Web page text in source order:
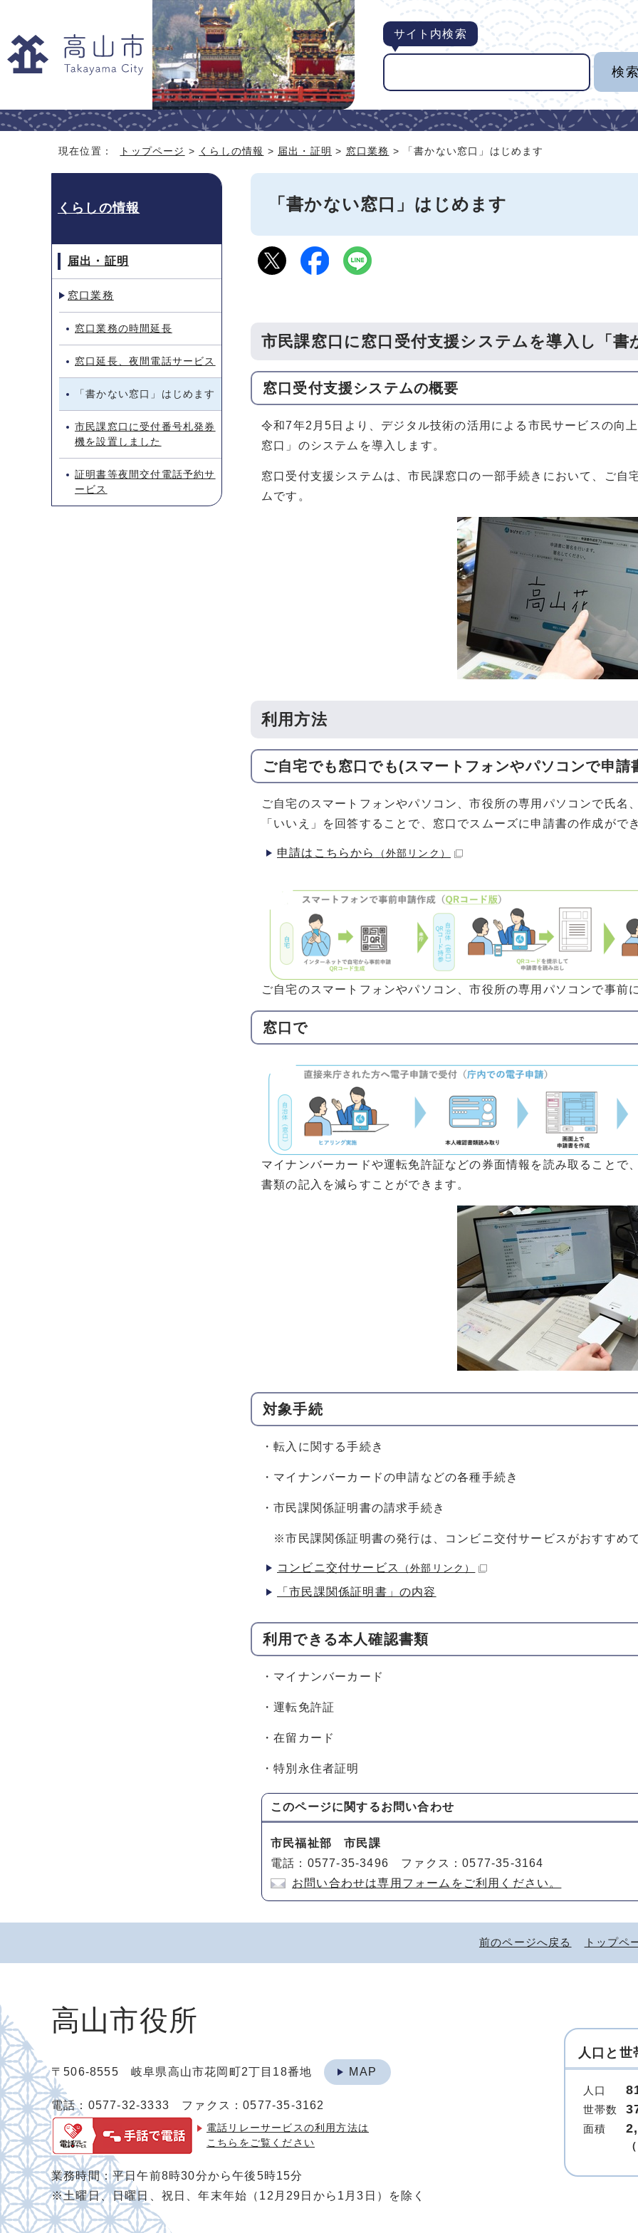
サイト内検索
現在位置： トップページ > くらしの情報 > 届出・証明 > 窓口業務 > 「書かない窓口」はじめます
「書かない窓口」はじめます
市民課窓口に窓口受付支援システムを導入し「
窓口受付支援システムの概要
令和7年2月5日より、デジタル技術の活用による市民サービスの向
窓口」のシステムを導入します。
窓口受付支援システムは、市民課窓口の一部手続きにおいて、ご自
ムです。
利用方法
ご自宅でも窓口でも(スマートフォンやパソコンで申請
ご自宅のスマートフォンやパソコン、市役所の専用パソコンで氏名
「いいえ」を回答することで、窓口でスムーズに申請書の作成がで
申請はこちらから （外部リンク）
ご自宅のスマートフォンやパソコン、市役所の専用パソコンで事前
窓口で
マイナンバーカードや運転免許証などの券面情報を読み取ることで
書類の記入を減らすことができます。
対象手続
・転入に関する手続き
・マイナンバーカードの申請などの各種手続き
・市民課関係証明書の請求手続き
※市民課関係証明書の発行は、コンビニ交付サービスがおすすめ
コンビニ交付サービス （外部リンク）
「市民課関係証明書」の内容
利用できる本人確認書類
・マイナンバーカード
・運転免許証
・在留カード
・特別永住者証明
このページに関するお問い合わせ
市民福祉部 市民課
電話：0577-35-3496 ファクス：0577-35-3164
お問い合わせは専用フォームをご利用ください。
くらしの情報
届出・証明
窓口業務
窓口業務の時間延長
窓口延長、夜間電話サービス
「書かない窓口」はじめます
市民課窓口に受付番号札発券
機を設置しました
証明書等夜間交付電話予約サ
ービス
前のページへ戻る トップペ
高山市役所
〒506-8555 岐阜県高山市花岡町2丁目18番地 MAP
電話：0577-32-3333 ファクス：0577-35-3162
電話リレーサービスの利用方法は
こちらをご覧ください
業務時間：平日午前8時30分から午後5時15分
※土曜日、日曜日、祝日、年末年始（12月29日から1月3日）を除く
人口と世
人口
世帯数
面積